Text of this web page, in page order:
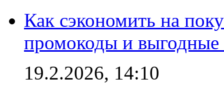
Как сэкономить на
промокоды и выгодные
19.2.2026, 14:10